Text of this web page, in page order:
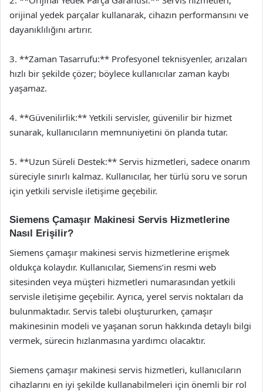
orijinal yedek parçalar kullanarak, cihazın performansını ve
dayanıklılığını artırır.
3. **Zaman Tasarrufu:** Profesyonel teknisyenler, arızaları
hızlı bir şekilde çözer; böylece kullanıcılar zaman kaybı
yaşamaz.
4. **Güvenilirlik:** Yetkili servisler, güvenilir bir hizmet
sunarak, kullanıcıların memnuniyetini ön planda tutar.
5. **Uzun Süreli Destek:** Servis hizmetleri, sadece onarım
süreciyle sınırlı kalmaz. Kullanıcılar, her türlü soru ve sorun
için yetkili servisle iletişime geçebilir.
Siemens Çamaşır Makinesi Servis Hizmetlerine
Nasıl Erişilir?
Siemens çamaşır makinesi servis hizmetlerine erişmek
oldukça kolaydır. Kullanıcılar, Siemens’in resmi web
sitesinden veya müşteri hizmetleri numarasından yetkili
servisle iletişime geçebilir. Ayrıca, yerel servis noktaları da
bulunmaktadır. Servis talebi oluştururken, çamaşır
makinesinin modeli ve yaşanan sorun hakkında detaylı bilgi
vermek, sürecin hızlanmasına yardımcı olacaktır.
Siemens çamaşır makinesi servis hizmetleri, kullanıcıların
cihazlarını en iyi şekilde kullanabilmeleri için önemli bir rol